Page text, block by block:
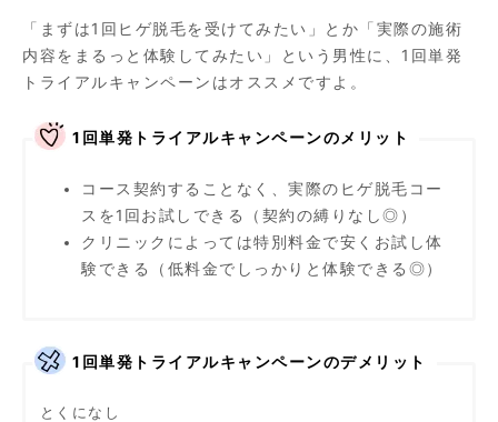
「まずは1回ヒゲ脱毛を受けてみたい」とか「実際の施術
内容をまるっと体験してみたい」という男性に、1回単発
トライアルキャンペーンはオススメですよ。
1回単発トライアルキャンペーンのメリット
コース契約することなく、実際のヒゲ脱毛コー
スを1回お試しできる（契約の縛りなし◎）
クリニックによっては特別料金で安くお試し体
験できる（低料金でしっかりと体験できる◎）
1回単発トライアルキャンペーンのデメリット
とくになし